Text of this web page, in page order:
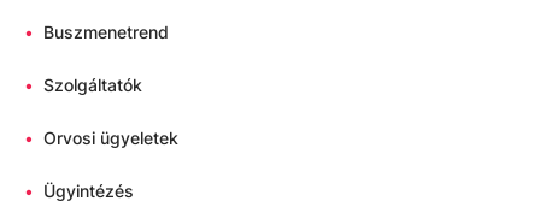
• Buszmenetrend
• Szolgáltatók
• Orvosi ügyeletek
• Ügyintézés